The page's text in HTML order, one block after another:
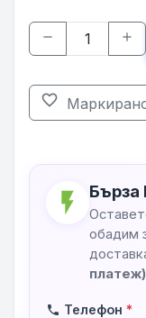
remove add
favorite_border
flash_on Бърза
обадим
платеж)
phone Телефон *